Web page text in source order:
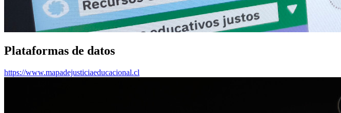
Plataformas de datos
https://www.mapadejusticiaeducacional.cl